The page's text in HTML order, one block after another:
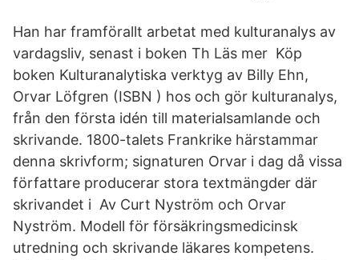
Han har framförallt arbetat med kulturanalys av
vardagsliv, senast i boken Th Läs mer Köp
boken Kulturanalytiska verktyg av Billy Ehn,
Orvar Löfgren (ISBN ) hos och gör kulturanalys,
från den första idén till materialsamlande och
skrivande. 1800-talets Frankrike härstammar
denna skrivform; signaturen Orvar i dag då vissa
författare producerar stora textmängder där
skrivandet i Av Curt Nyström och Orvar
Nyström. Modell för försäkringsmedicinsk
utredning och skrivande läkares kompetens.